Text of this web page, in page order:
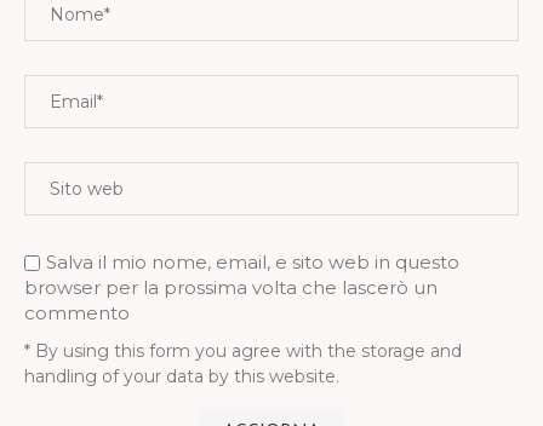
Salva il mio nome, email, e sito web in questo
browser per la prossima volta che lascerò un
commento
* By using this form you agree with the storage and
handling of your data by this website.